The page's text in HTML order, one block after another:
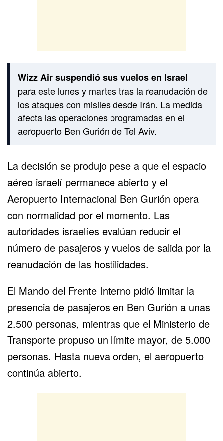
Wizz Air suspendió sus vuelos en Israel
para este lunes y martes tras la reanudación de
los ataques con misiles desde Irán. La medida
afecta las operaciones programadas en el
aeropuerto Ben Gurión de Tel Aviv.
La decisión se produjo pese a que el espacio
aéreo israelí permanece abierto y el
Aeropuerto Internacional Ben Gurión opera
con normalidad por el momento. Las
autoridades israelíes evalúan reducir el
número de pasajeros y vuelos de salida por la
reanudación de las hostilidades.
El Mando del Frente Interno pidió limitar la
presencia de pasajeros en Ben Gurión a unas
2.500 personas, mientras que el Ministerio de
Transporte propuso un límite mayor, de 5.000
personas. Hasta nueva orden, el aeropuerto
continúa abierto.